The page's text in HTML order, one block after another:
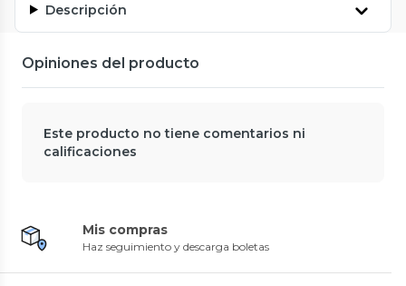
Descripción
Opiniones del producto
Este producto no tiene comentarios ni
calificaciones
Mis compras
Haz seguimiento y descarga boletas